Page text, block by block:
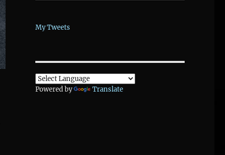
My Tweets
Powered by Translate